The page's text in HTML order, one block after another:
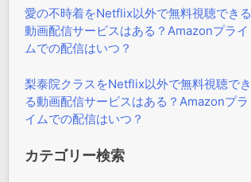
愛の不時着をNetflix以外で無料視聴できる
動画配信サービスはある？Amazonプライ
ムでの配信はいつ？
梨泰院クラスをNetflix以外で無料視聴でき
る動画配信サービスはある？Amazonプラ
イムでの配信はいつ？
カテゴリー検索